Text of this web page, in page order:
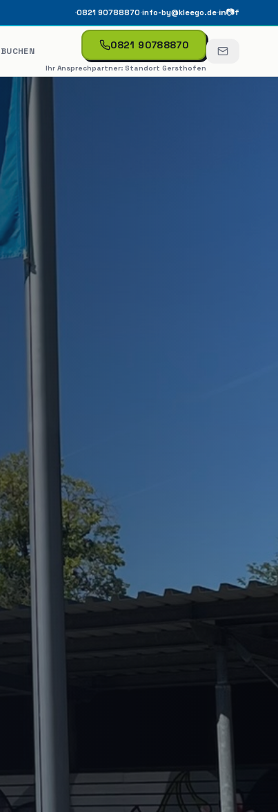
·0821 90788870·info-by@kleego.de·in📷f
0821 90788870
Ihr Ansprechpartner: Standort Gersthofen